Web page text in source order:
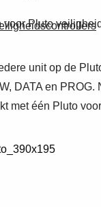
Pluto
unit op de
DATA en
met één Pluto